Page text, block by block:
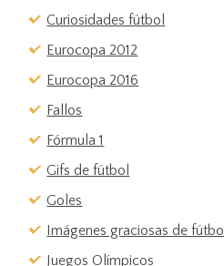
Curiosidades fútbol
Eurocopa 2012
Eurocopa 2016
Fallos
Fórmula 1
Gifs de fútbol
Goles
Imágenes graciosas de fútbol
Juegos Olímpicos